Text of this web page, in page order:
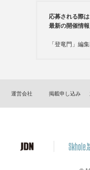
応募される際
最新の開催情報
「登竜門」編
運営会社 掲載申し込み